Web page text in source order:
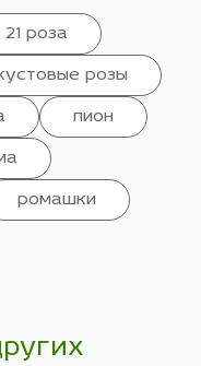
21 роза
розы
пион
ромашки